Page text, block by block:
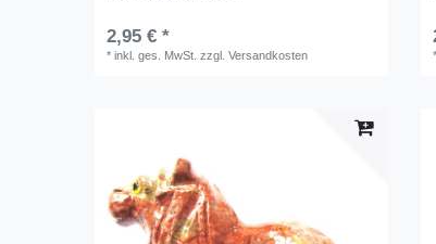
2,95 € *
*inkl. ges. MwSt. zzgl.Versandkosten